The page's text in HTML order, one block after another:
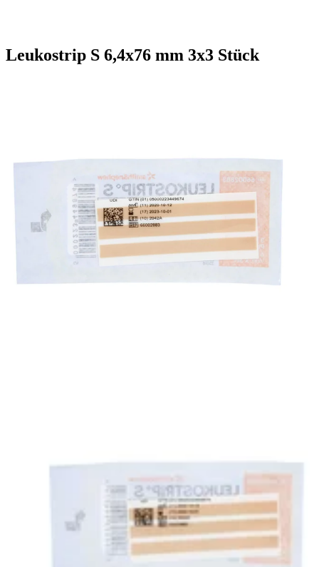
Leukostrip S 6,4x76 mm 3x3 Stück